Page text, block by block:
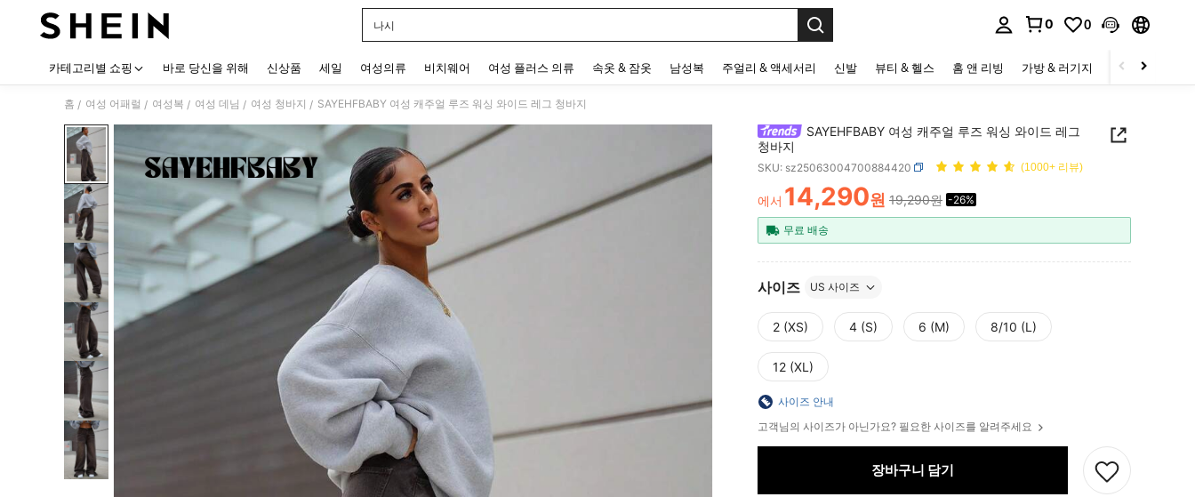
나시
0 0
카테고리별 쇼핑 바로 당신을 위해 신상품 세일 여성의류 비치웨어 여성 플러스 의류 속옷 & 잠옷 남성복 주얼리 & 액세서리 신발 뷰티 & 헬스 홈 앤 리빙 가방 & 러기지 스포츠 & 아웃
홈 / 여성 어패럴 / 여성복 / 여성 데님 / 여성 청바지 / SAYEHFBABY 여성 캐주얼 루즈 워싱 와이드 레그 청바지
SAYEHFBABY 여성 캐주얼 루즈 워싱 와이드 레그
청바지
SKU: sz25063004700884420 (1000+ 리뷰)
PRICE AND AVAILABILITY
에서 14,290원 19,290원 -26%
무료 배송
사이즈 US 사이즈
2 (XS) 4 (S) 6 (M) 8/10 (L)
12 (XL)
사이즈 안내
고객님의 사이즈가 아닌가요? 필요한 사이즈를 알려주세요
장바구니 담기